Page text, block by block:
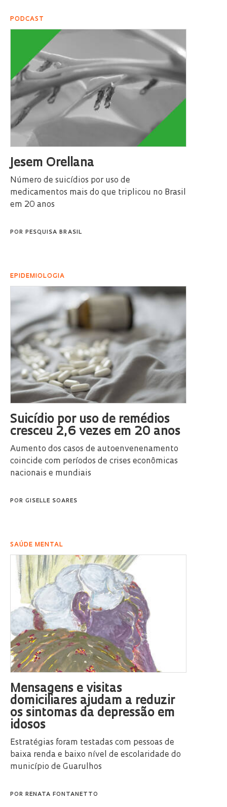
PODCAST
Jesem Orellana
Número de suicídios por uso de
medicamentos mais do que triplicou no Brasil
em 20 anos
POR PESQUISA BRASIL
EPIDEMIOLOGIA
Suicídio por uso de remédios
cresceu 2,6 vezes em 20 anos
Aumento dos casos de autoenvenenamento
coincide com períodos de crises econômicas
nacionais e mundiais
POR GISELLE SOARES
SAÚDE MENTAL
Mensagens e visitas
domiciliares ajudam a reduzir
os sintomas da depressão em
idosos
Estratégias foram testadas com pessoas de
baixa renda e baixo nível de escolaridade do
município de Guarulhos
POR RENATA FONTANETTO